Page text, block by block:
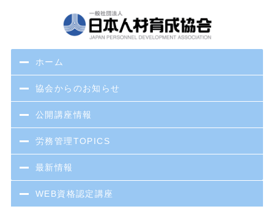
ホーム
協会からのお知らせ
公開講座情報
労務管理TOPICS
最新情報
WEB資格認定講座